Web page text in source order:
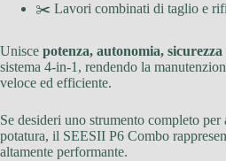
✂️ Lavori combinati di taglio e
Unisce potenza, autonomia,
sistema 4-in-1, rendendo la
veloce ed efficiente.
Se desideri uno strumento completo
potatura, il SEESII P6 Combo
altamente performante.